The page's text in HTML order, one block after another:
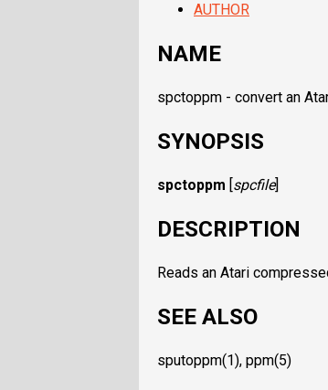
AUTHOR
NAME
spctoppm - convert an
SYNOPSIS
spctoppm [spcfile]
DESCRIPTION
Reads an Atari
SEE ALSO
sputoppm(1), ppm(5)